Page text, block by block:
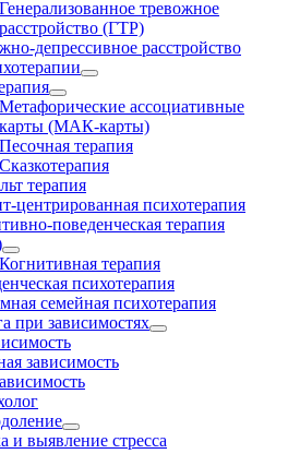
Генерализованное тревожное
расстройство (ГТР)
депрессивное расстройство
Метафорические ассоциативные
карты (МАК-карты)
Песочная терапия
Сказкотерапия
терапия
центрированная психотерапия
поведенческая терапия
Когнитивная терапия
психотерапия
семейная психотерапия
при зависимостях
зависимость
и выявление стресса